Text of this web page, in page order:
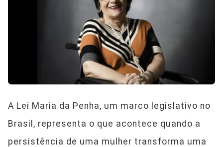
A Lei Maria da Penha, um marco legislativo no
Brasil, representa o que acontece quando a
persistência de uma mulher transforma uma